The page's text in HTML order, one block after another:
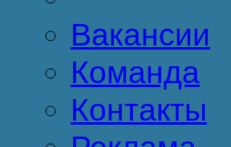
Вакансии
Команда
Контакты